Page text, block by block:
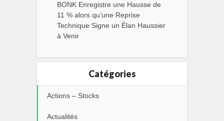
BONK Enregistre une Hausse de
11 % alors qu’une Reprise
Technique Signe un Élan Haussier
à Venir
Catégories
Actions – Stocks
Actualités